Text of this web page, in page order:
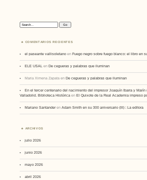
Search:
COMENTARIOS RECIENTES
el paseante vallisoletano enFuego negro sobre fuego blanco: el libro en
ELE USAL enDe cegueras y palabras que iluminan
Maria Ximena Zapata enDe cegueras y palabras que iluminan
En el tercer centenario del nacimiento del impresor Joaquín Ibarra y Marín
Valladolid. Biblioteca Histórica enEl Quixote de la Real Academia impreso
Mariano SantanderenAdam Smith en su 300 aniversario (III) : La editora
ARCHIVOS
julio 2026
junio 2026
mayo 2026
abril 2026